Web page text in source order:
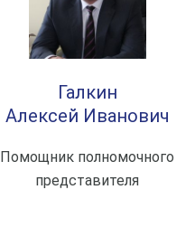
Галкин
Алексей Иванович
Помощник полномочного
представителя